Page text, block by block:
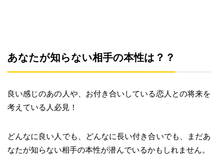
あなたが知らない相手の本性は？？
良い感じのあの人や、お付き合いしている恋人との将来を
考えている人必見！
どんなに良い人でも、どんなに長い付き合いでも、まだあ
なたが知らない相手の本性が潜んでいるかもしれません。